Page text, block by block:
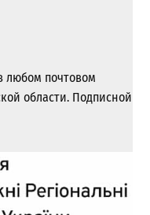
любом почтовом
области. Подписной